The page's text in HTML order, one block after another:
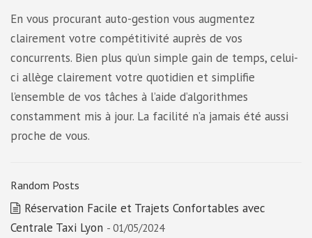
En vous procurant auto-gestion vous augmentez
clairement votre compétitivité auprès de vos
concurrents. Bien plus qu’un simple gain de temps, celui-
ci allège clairement votre quotidien et simplifie
l’ensemble de vos tâches à l’aide d’algorithmes
constamment mis à jour. La facilité n’a jamais été aussi
proche de vous.
Random Posts
Réservation Facile et Trajets Confortables avec
Centrale Taxi Lyon - 01/05/2024